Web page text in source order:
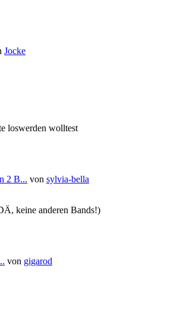
Jocke
loswerden wolltest
2 B... von sylvia-bella
keine anderen Bands!)
von gigarod